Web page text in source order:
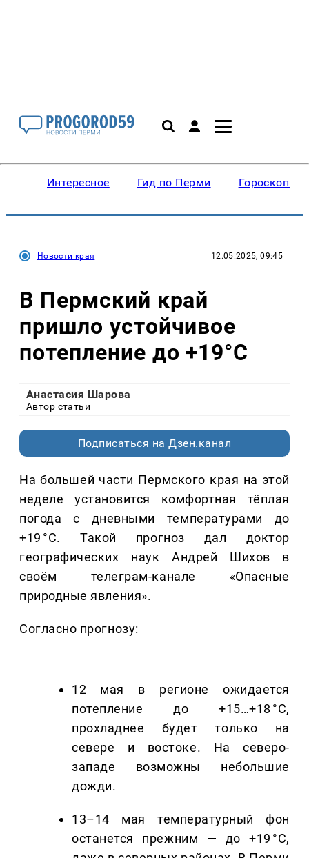
Интересное Гид по Перми Гороскопы
Новости края 12.05.2025, 09:45
В Пермский край
пришло устойчивое
потепление до +19°C
Анастасия Шарова
Автор статьи
Подписаться на Дзен.канал
На большей части Пермского края на этой
неделе установится комфортная тёплая
погода с дневными температурами до
+19 °C. Такой прогноз дал доктор
географических наук Андрей Шихов в
своём телеграм-канале «Опасные
природные явления».
Согласно прогнозу:
12 мая в регионе ожидается
потепление до +15…+18 °C,
прохладнее будет только на
севере и востоке. На северо-
западе возможны небольшие
дожди.
13–14 мая температурный фон
останется прежним — до +19 °C,